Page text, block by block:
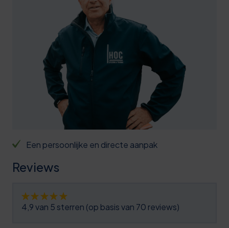
Een persoonlijke en directe aanpak
Reviews
4,9 van 5 sterren (op basis van 70 reviews)
9
2
5
8
1
2
2
4
5
6
7
0
5
6
1
1
6
1
7
0
1
3